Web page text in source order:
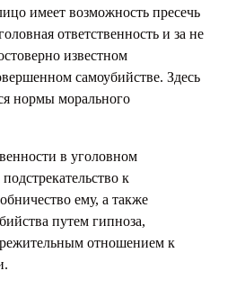
имеет возможность пресечь
ответственность и за не
известном
самоубийстве. Здесь
нормы морального
в уголовном
подстрекательство к
ему, а также
путем гипноза,
отношением к